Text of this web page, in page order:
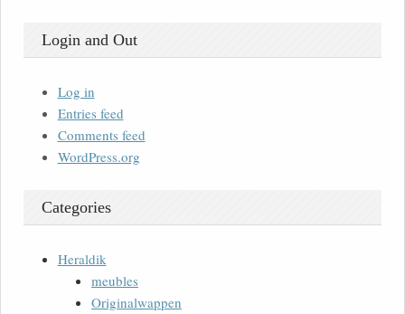
Login and Out
Log in
Entries feed
Comments feed
WordPress.org
Categories
Heraldik
meubles
Originalwappen